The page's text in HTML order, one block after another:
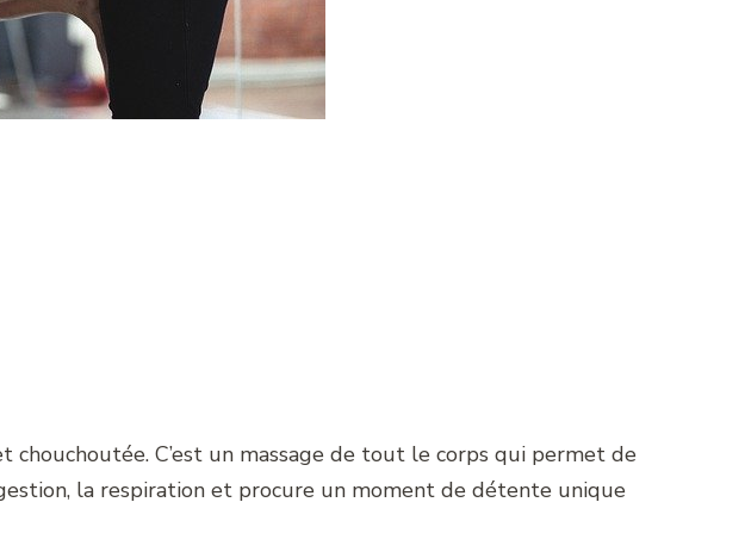
chouchoutée. C’est un massage de tout le corps qui permet de
la respiration et procure un moment de détente unique